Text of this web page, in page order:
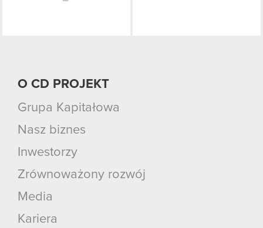
O CD PROJEKT
Grupa Kapitałowa
Nasz biznes
Inwestorzy
Zrównoważony rozwój
Media
Kariera